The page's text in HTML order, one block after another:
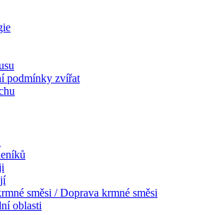
podmínky zvířat
směsi / Doprava krmné směsi
oblasti